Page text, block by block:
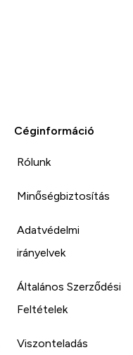
Céginformáció
Rólunk
Minőségbiztosítás
Adatvédelmi
irányelvek
Általános Szerződési
Feltételek
Viszonteladás